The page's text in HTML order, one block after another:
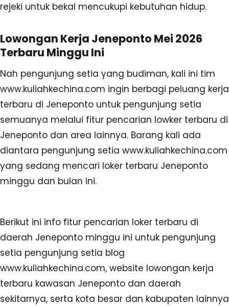
rejeki untuk bekal mencukupi kebutuhan hidup.
Lowongan Kerja Jeneponto Mei 2026
Terbaru Minggu Ini
Nah pengunjung setia yang budiman, kali ini tim
www.kuliahkechina.com ingin berbagi peluang kerja
terbaru di Jeneponto untuk pengunjung setia
semuanya melalui fitur pencarian lowker terbaru di
Jeneponto dan area lainnya. Barang kali ada
diantara pengunjung setia www.kuliahkechina.com
yang sedang mencari loker terbaru Jeneponto
minggu dan bulan ini.
Berikut ini info fitur pencarian loker terbaru di
daerah Jeneponto minggu ini untuk pengunjung
setia pengunjung setia blog
www.kuliahkechina.com, website lowongan kerja
terbaru kawasan Jeneponto dan daerah
sekitarnya, serta kota besar dan kabupaten lainnya